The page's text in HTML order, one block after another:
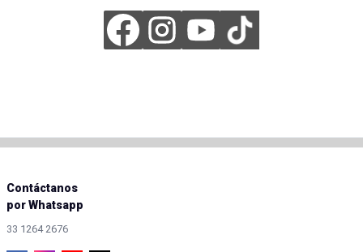
Contáctanos
por Whatsapp
33 1264 2676